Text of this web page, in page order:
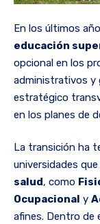
En los últimos
educación
opcional en los
administrativos y
estratégico
en los planes de
La transición ha
universidades
salud, como
Ocupacional y
afines. Dentro de